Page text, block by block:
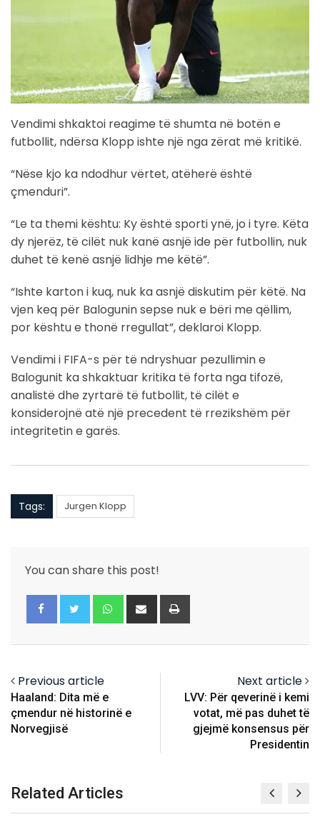
Vendimi shkaktoi reagime të shumta në botën e
futbollit, ndërsa Klopp ishte një nga zërat më kritikë.
“Nëse kjo ka ndodhur vërtet, atëherë është
çmenduri”.
“Le ta themi kështu: Ky është sporti ynë, jo i tyre. Këta
dy njerëz, të cilët nuk kanë asnjë ide për futbollin, nuk
duhet të kenë asnjë lidhje me këtë”.
“Ishte karton i kuq, nuk ka asnjë diskutim për këtë. Na
vjen keq për Balogunin sepse nuk e bëri me qëllim,
por kështu e thonë rregullat”, deklaroi Klopp.
Vendimi i FIFA-s për të ndryshuar pezullimin e
Balogunit ka shkaktuar kritika të forta nga tifozë,
analistë dhe zyrtarë të futbollit, të cilët e
konsiderojnë atë një precedent të rrezikshëm për
integritetin e garës.
Tags: Jurgen Klopp
You can share this post!
Whatsapp
Share
via
Previous article
Haaland: Dita më e
çmendur në historinë e
Norvegjisë
Next article
LVV: Për qeverinë i kemi
votat, më pas duhet të
gjejmë konsensus për
Presidentin
Related Articles